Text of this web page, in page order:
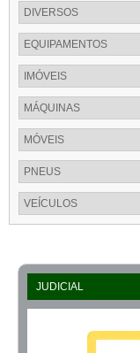
DIVERSOS
EQUIPAMENTOS
IMÓVEIS
MÁQUINAS
MÓVEIS
PNEUS
VEÍCULOS
JUDICIAL